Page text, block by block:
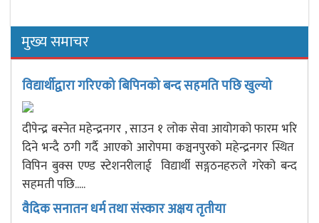
मुख्य समाचर
विद्यार्थीद्वारा गरिएको बिपिनको बन्द सहमति पछि खुल्यो
दीपेन्द्र बस्नेत महेन्द्रनगर , साउन १ लोक सेवा आयोगको फारम भरि
दिने भन्दै ठगी गर्दै आएको आरोपमा कञ्चनपुरको महेन्द्रनगर स्थित
विपिन बुक्स एण्ड स्टेशनरीलाई विद्यार्थी सङ्गठनहरुले गरेको बन्द
सहमती पछि.....
वैदिक सनातन धर्म तथा संस्कार अक्षय तृतीया